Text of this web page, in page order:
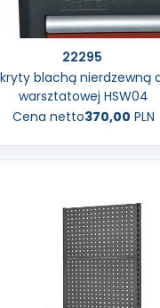
22295
blachą nierdzewną
warsztatowej HSW04
Cena netto370,00 PLN